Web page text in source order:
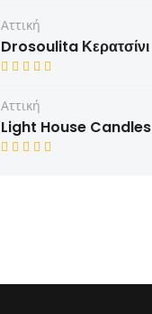
Αττική
Drosoulita Κερατσίνι
Αττική
Light House Candles